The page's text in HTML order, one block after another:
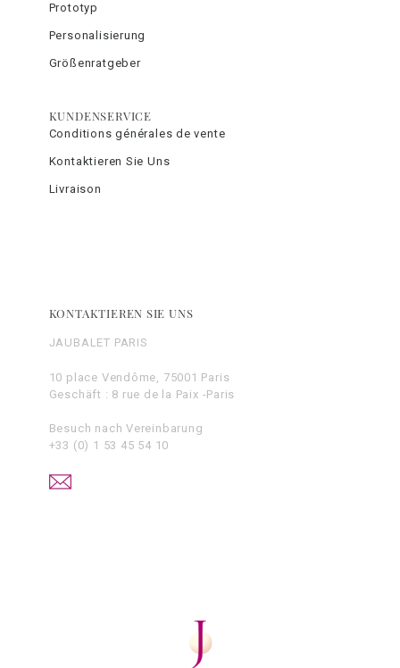
Prototyp
Personalisierung
Größenratgeber
KUNDENSERVICE
Conditions générales de vente
Kontaktieren Sie Uns
Livraison
KONTAKTIEREN SIE UNS
JAUBALET PARIS
10 place Vendôme, 75001 Paris
Geschäft : 8 rue de la Paix -Paris
Besuch nach Vereinbarung
+33 (0) 1 53 45 54 10